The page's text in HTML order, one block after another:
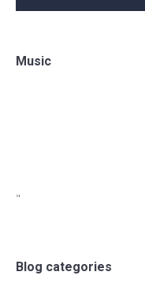
Music
"
Blog categories